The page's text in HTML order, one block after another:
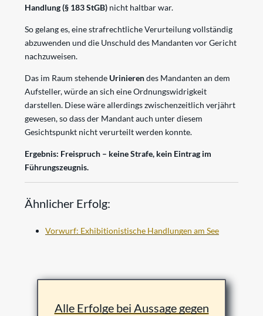
Handlung(§ 183 StGB) nicht haltbar war.
So gelang es, eine strafrechtliche Verurteilung vollständig
abzuwenden und die Unschuld des Mandanten vor Gericht
nachzuweisen.
Das im Raum stehende Urinierendes Mandanten an dem
Aufsteller, würde an sich eine Ordnungswidrigkeit
darstellen. Diese wäre allerdings zwischenzeitlich verjährt
gewesen, so dass der Mandant auch unter diesem
Gesichtspunkt nicht verurteilt werden konnte.
Ergebnis: Freispruch – keine Strafe, kein Eintrag im
Führungszeugnis.
Ähnlicher Erfolg:
Vorwurf: Exhibitionistische Handlungen am See
Alle Erfolge bei Aussage gegen